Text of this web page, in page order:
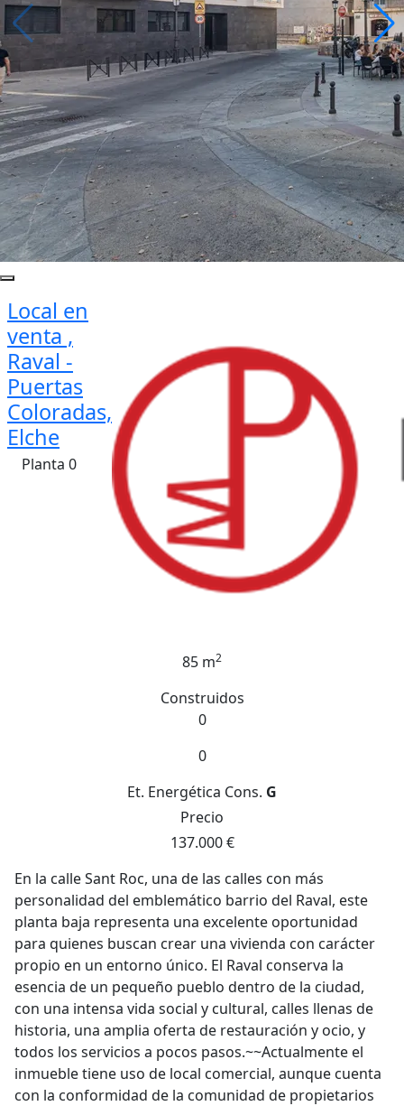
Local en
venta ,
Raval -
Puertas
Coloradas,
Elche
Planta 0
85 m2
Construidos
0
0
Et. Energética Cons. G
Precio
137.000 €
En la calle Sant Roc, una de las calles con más
personalidad del emblemático barrio del Raval, este
planta baja representa una excelente oportunidad
para quienes buscan crear una vivienda con carácter
propio en un entorno único. El Raval conserva la
esencia de un pequeño pueblo dentro de la ciudad,
con una intensa vida social y cultural, calles llenas de
historia, una amplia oferta de restauración y ocio, y
todos los servicios a pocos pasos.~~Actualmente el
inmueble tiene uso de local comercial, aunque cuenta
con la conformidad de la comunidad de propietarios